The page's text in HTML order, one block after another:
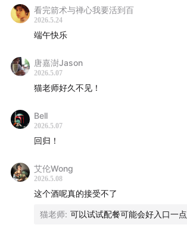
看完箭术与禅心我要活到百
2026.5.24
端午快乐
唐嘉澍Jason
2026.5.07
猫老师好久不见！
Bell
2026.5.07
回归！
艾伦Wong
2026.5.08
这个酒呢真的接受不了
猫老师: 可以试试配餐可能会好入口一点